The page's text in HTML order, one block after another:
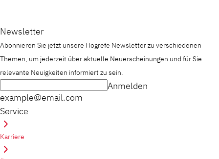
Newsletter
Abonnieren Sie jetzt unsere Hogrefe Newsletter zu verschiedenen
Themen, um jederzeit über aktuelle Neuerscheinungen und für Sie
relevante Neuigkeiten informiert zu sein.
example@email.com
Anmelden
Service
Karriere